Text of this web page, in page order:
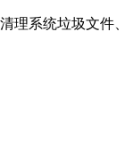
理系统垃圾文件